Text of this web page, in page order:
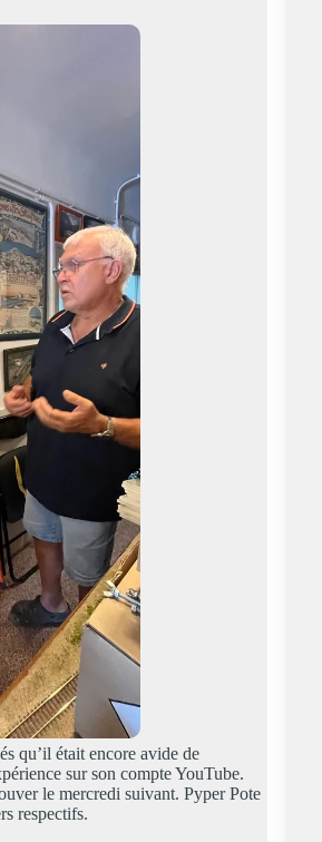
qu’il était encore avide de
sur son compte YouTube.
le mercredi suivant. Pyper Pote
respectifs.